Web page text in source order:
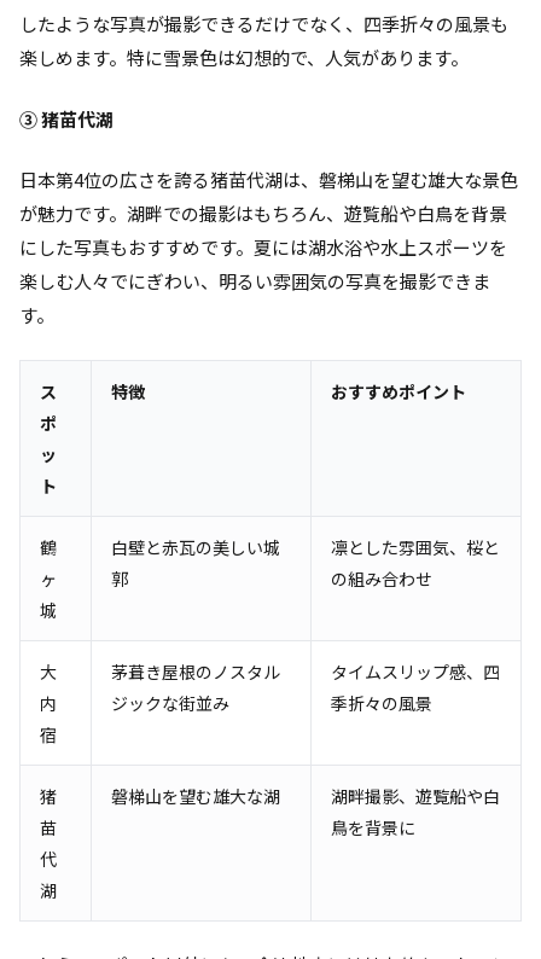
したような写真が撮影できるだけでなく、四季折々の風景も
楽しめます。特に雪景色は幻想的で、人気があります。
③ 猪苗代湖
日本第4位の広さを誇る猪苗代湖は、磐梯山を望む雄大な景色
が魅力です。湖畔での撮影はもちろん、遊覧船や白鳥を背景
にした写真もおすすめです。夏には湖水浴や水上スポーツを
楽しむ人々でにぎわい、明るい雰囲気の写真を撮影できま
す。
ス
ポ
ッ
ト
特徴 おすすめポイント
鶴
ヶ
城
白壁と赤瓦の美しい城
郭
凛とした雰囲気、桜と
の組み合わせ
大
内
宿
茅葺き屋根のノスタル
ジックな街並み
タイムスリップ感、四
季折々の風景
猪
苗
代
湖
磐梯山を望む雄大な湖
湖畔撮影、遊覧船や白
鳥を背景に